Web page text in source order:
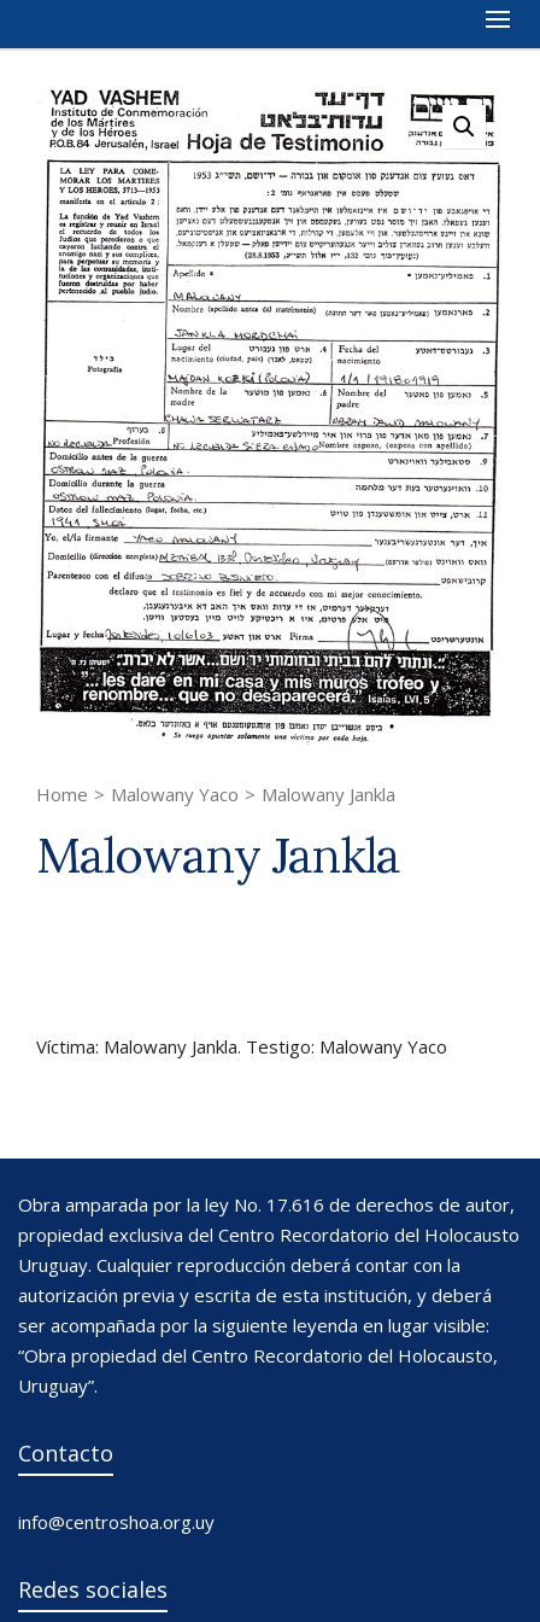
Home > Malowany Yaco > Malowany Jankla
Malowany Jankla
Víctima: Malowany Jankla. Testigo: Malowany Yaco
Obra amparada por la ley No. 17.616 de derechos de autor,
propiedad exclusiva del Centro Recordatorio del Holocausto
Uruguay. Cualquier reproducción deberá contar con la
autorización previa y escrita de esta institución, y deberá
ser acompañada por la siguiente leyenda en lugar visible:
“Obra propiedad del Centro Recordatorio del Holocausto,
Uruguay”.
Contacto
info@centroshoa.org.uy
Redes sociales